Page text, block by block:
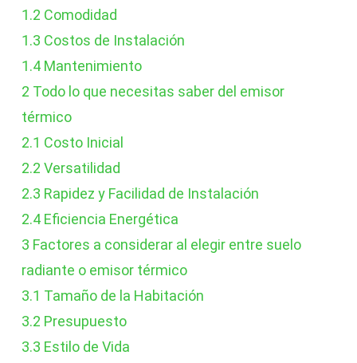
1.2 Comodidad
1.3 Costos de Instalación
1.4 Mantenimiento
2 Todo lo que necesitas saber del emisor
térmico
2.1 Costo Inicial
2.2 Versatilidad
2.3 Rapidez y Facilidad de Instalación
2.4 Eficiencia Energética
3 Factores a considerar al elegir entre suelo
radiante o emisor térmico
3.1 Tamaño de la Habitación
3.2 Presupuesto
3.3 Estilo de Vida